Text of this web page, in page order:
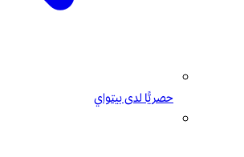
حصريًّا لدى بيتواي